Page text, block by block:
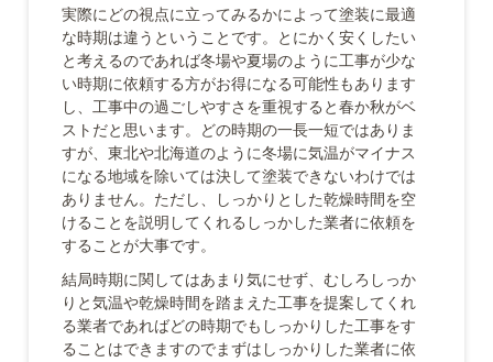
実際にどの視点に立ってみるかによって塗装に最適
な時期は違うということです。とにかく安くしたい
と考えるのであれば冬場や夏場のように工事が少な
い時期に依頼する方がお得になる可能性もあります
し、工事中の過ごしやすさを重視すると春か秋がベ
ストだと思います。どの時期の一長一短ではありま
すが、東北や北海道のように冬場に気温がマイナス
になる地域を除いては決して塗装できないわけでは
ありません。ただし、しっかりとした乾燥時間を空
けることを説明してくれるしっかした業者に依頼を
することが大事です。
結局時期に関してはあまり気にせず、むしろしっか
りと気温や乾燥時間を踏まえた工事を提案してくれ
る業者であればどの時期でもしっかりした工事をす
ることはできますのでまずはしっかりした業者に依